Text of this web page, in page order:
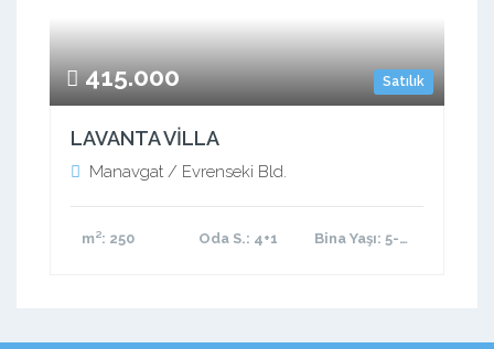
Satılık
415.000
LAVANTA VİLLA
Manavgat / Evrenseki Bld.
m²: 250 Oda S.: 4+1 Bina Yaşı: 5-10 arası